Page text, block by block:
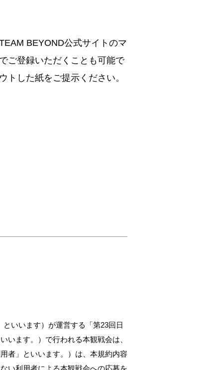
BEYOND公式サイトのマ
ご登録いただくことも可能で
トした紙をご提示ください。
いいます）が運営する「第23回日
います。）で行われる本観戦会は、
者」といいます。）は、本規約内容